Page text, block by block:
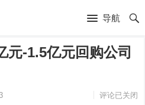
导航
元-1.5亿元回购公司
评论已关闭